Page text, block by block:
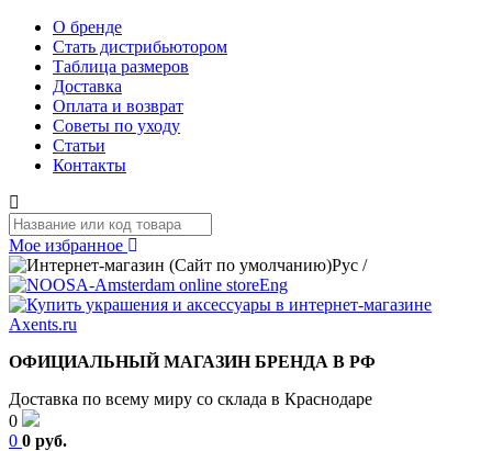
О бренде
Стать дистрибьютором
Таблица размеров
Доставка
Оплата и возврат
Советы по уходу
Статьи
Контакты
Мое избранное
Рус /
Eng
ОФИЦИАЛЬНЫЙ МАГАЗИН БРЕНДА В РФ
Доставка по всему миру со склада в Краснодаре
0
0 0 руб.